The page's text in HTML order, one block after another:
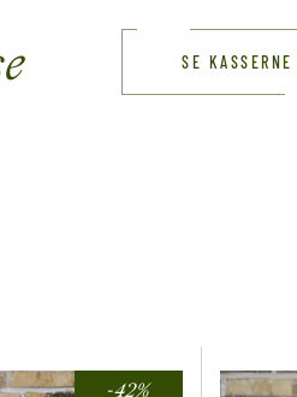
SE KASSERNE
-42%